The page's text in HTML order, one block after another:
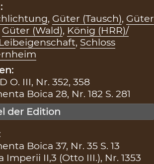
, Güter (Tausch), Güter
Güter (Wald), König (HRR)/
, Schloss
O. III, Nr. 352, 358
Boica 28, Nr. 182 S. 281
der Edition
Boica 37, Nr. 35 S. 13
Imperii II,3 (Otto III.), Nr. 1353